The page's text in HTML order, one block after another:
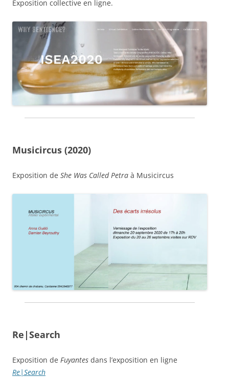
Exposition collective en ligne.
Musicircus (2020)
Exposition de She Was Called Petra à Musicircus
Re|Search
Exposition de Fuyantes dans l’exposition en ligne
Re|Search